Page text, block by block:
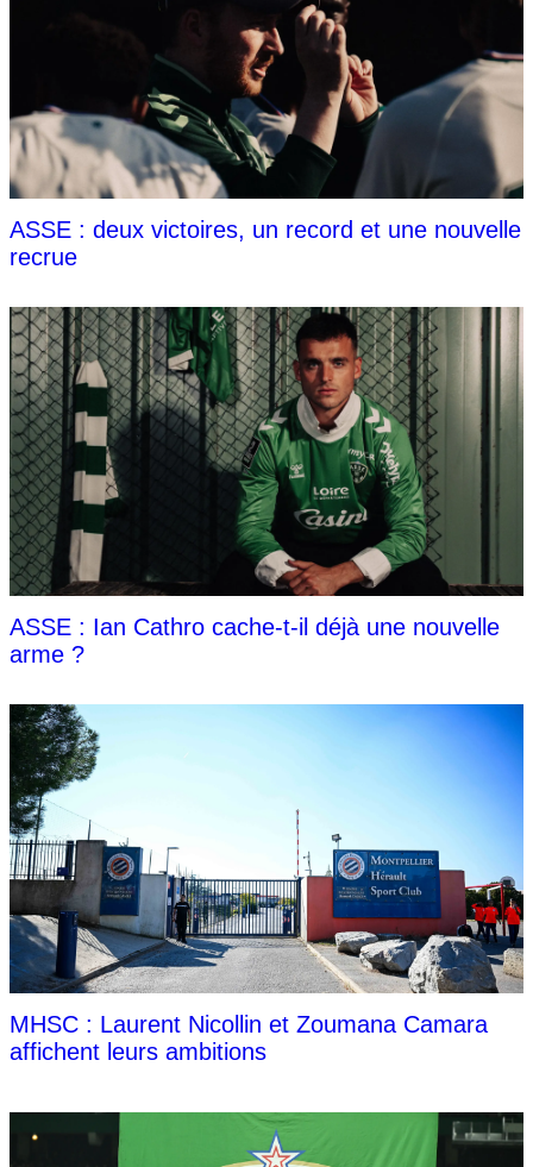
ASSE : deux victoires, un record et une nouvelle
recrue
ASSE : Ian Cathro cache-t-il déjà une nouvelle
arme ?
MHSC : Laurent Nicollin et Zoumana Camara
affichent leurs ambitions